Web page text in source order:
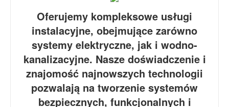
Oferujemy kompleksowe usługi
instalacyjne, obejmujące zarówno
systemy elektryczne, jak i wodno-
kanalizacyjne. Nasze doświadczenie i
znajomość najnowszych technologii
pozwalają na tworzenie systemów
bezpiecznych, funkcjonalnych i